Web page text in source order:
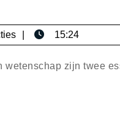
15:24
wetenschap zijn twee